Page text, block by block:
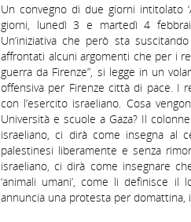
Un convegno di due giorni intitolato
giorni, lunedì 3 e martedì 4
Un’iniziativa che però sta
affrontati alcuni argomenti che per i
guerra da Firenze”, si legge in un
offensiva per Firenze città di pace. I
con l’esercito israeliano. Cosa
Università e scuole a Gaza? Il
israeliano, ci dirà come insegna al
palestinesi liberamente e senza
israeliano, ci dirà come insegnare
‘animali umani’, come li definisce
annuncia una protesta per domattina,